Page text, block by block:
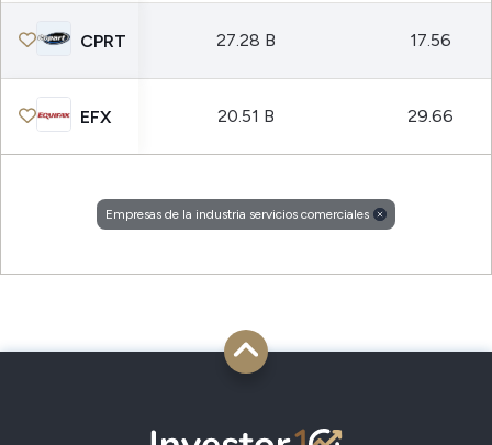
CPRT 27.28 B 17.56
EFX 20.51 B 29.66
Empresas de la industria servicios comerciales